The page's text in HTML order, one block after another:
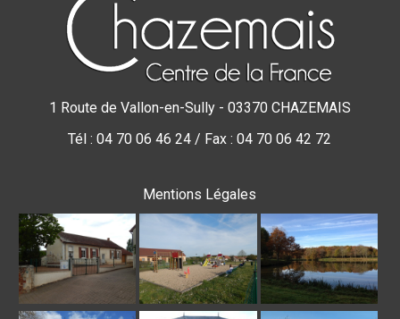
1 Route de Vallon-en-Sully - 03370 CHAZEMAIS
Tél : 04 70 06 46 24 / Fax : 04 70 06 42 72
Mentions Légales